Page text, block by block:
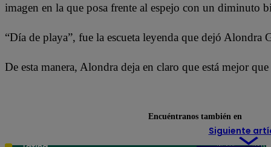
imagen en la que posa frente al espejo con un diminuto
“Día de playa”, fue la escueta leyenda que dejó Alondra
De esta manera, Alondra deja en claro que está mejor
Siguiente
Encuéntranos también en